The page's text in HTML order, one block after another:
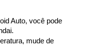
Auto, você pode
mude de